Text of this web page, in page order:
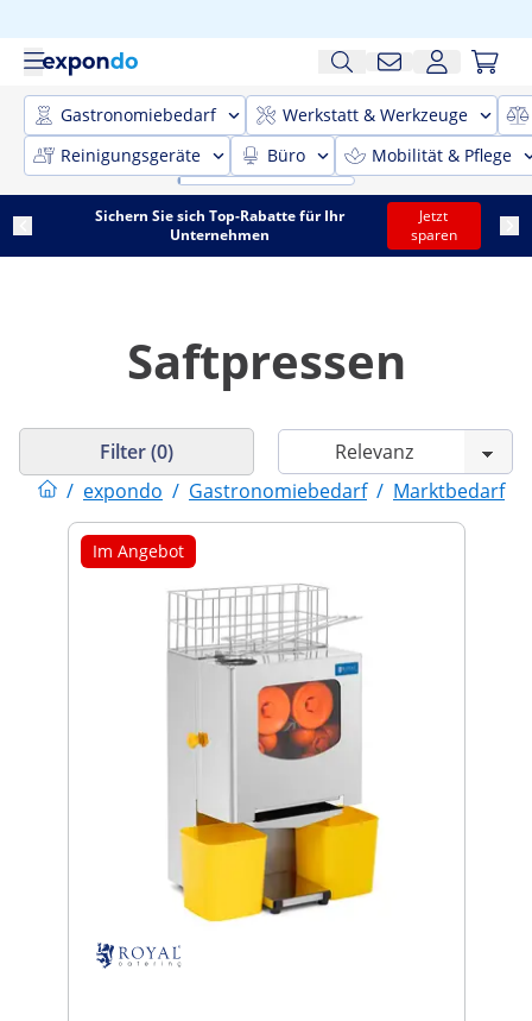
Gastronomiebedarf
Werkstatt & Werkzeuge
Reinigungsgeräte
Büro Mobilität & Pflege
Sichern Sie sich Top-Rabatte für Ihr
Unternehmen
Jetzt
sparen
Saftpressen
/ expondo / Gastronomiebedarf / Marktbedarf
Filter (0)
Im Angebot